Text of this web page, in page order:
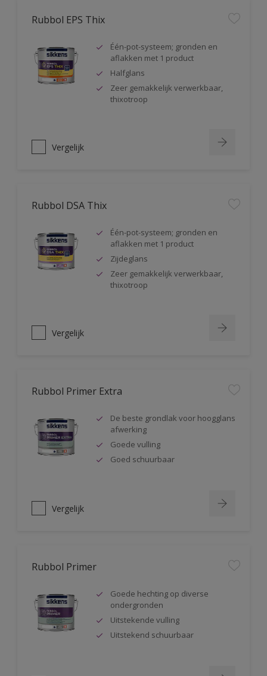
Rubbol EPS Thix
Één-pot-systeem; gronden en
aflakken met 1 product
Halfglans
Zeer gemakkelijk verwerkbaar,
thixotroop
Vergelijk
Rubbol DSA Thix
Één-pot-systeem; gronden en
aflakken met 1 product
Zijdeglans
Zeer gemakkelijk verwerkbaar,
thixotroop
Vergelijk
Rubbol Primer Extra
De beste grondlak voor hoogglans
afwerking
Goede vulling
Goed schuurbaar
Vergelijk
Rubbol Primer
Goede hechting op diverse
ondergronden
Uitstekende vulling
Uitstekend schuurbaar